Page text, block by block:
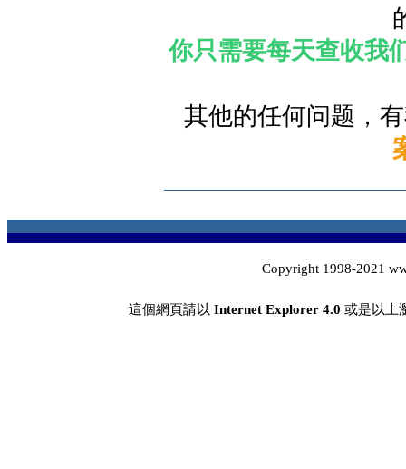
你只需要每天查收我
其他的任何问题，
Copyright 1998-2021
這個網頁請以 Internet Explorer 4.0 或是以上